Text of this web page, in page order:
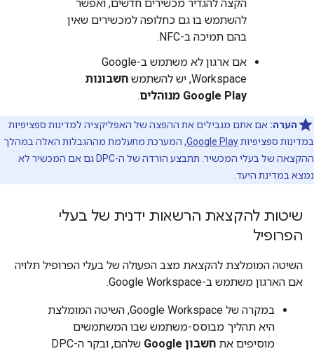
הקצה להגדיר מכשירים חדשים, ואפשר
להשתמש בו גם כחלופה למכשירים שאין
בהם תמיכה ב-NFC.
אם ארגון לא משתמש ב-Google
Workspace, יש להשתמש
חשבונות
Google Play מנוהלים
.
הערה: אם אתם מגבילים את ההפצה של האפליקציה למדינות ספציפיות
במדינות ספציפיותGoogle Play, המערכת מתעלמת מההגבלות האלה במהלך
ההקצאה של בעלי המכשיר. תתבצע הורדה של ה-DPC גם אם המכשיר לא
נמצא במדינת היעד.
שיטות להקצאת הרשאות ידנית של בעלי
הפרופיל
השיטה המומלצת להקצאת מצב הפעולה של בעלי הפרופיל תלויה
אם הארגון משתמש ב-Google Workspace.
במקרה של Google Workspace, השיטה המומלצת
היא תהליך מבוסס-משתמש שבו המשתמשים
מוסיפים את חשבון Google
שלהם, ובקר ה-DPC